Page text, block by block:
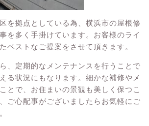
を拠点としている為、横浜市の屋根修
を多く手掛けています。お客様のライ
ベストなご提案をさせて頂きます。
、定期的なメンテナンスを行うことで
る状況にもなります。細かな補修やメ
とで、お住まいの景観も美しく保つこ
ご心配事がございましたらお気軽にご